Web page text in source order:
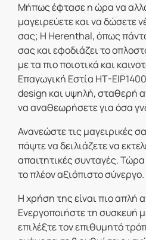
Μήπως έφτασε η ώρα να
μαγειρεύετε και να δώσετε
σας; Η Herenthal, όπως
σας και εφοδιάζει το
με τα πιο ποιοτικά και
Επαγωγική Εστία HT-
design και υψηλή,σταθερή
να αναθεωρήσετε για όσα
Ανανεώστε τις μαγειρικές
πάψτε να δειλιάζετε να
απαιτητικές συνταγές.
το πλέον αξιόπιστο σύνεργο.
Η χρήση της είναι πιο απλή
Ενεργοποιήστε τη συσκευή
επιλέξτε τον επιθυμητό